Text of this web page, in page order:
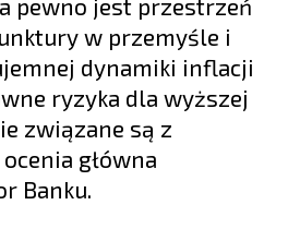
pewno jest przestrzeń
w przemyśle i
dynamiki inflacji
ryzyka dla wyższej
związane są z
główna
Banku.